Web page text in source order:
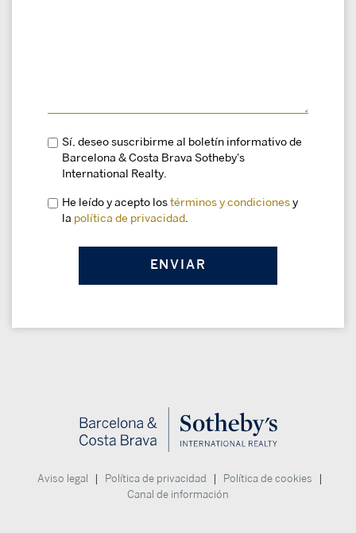
Sí, deseo suscribirme al boletín informativo de
Barcelona & Costa Brava Sotheby's
International Realty.
He leído y acepto los términos y condiciones y
la política de privacidad
Aviso legal Política de privacidad Política de cookies
Canal de información